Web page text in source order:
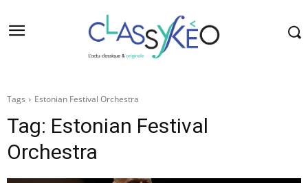
Tags Estonian Festival Orchestra
Tag: Estonian Festival
Orchestra